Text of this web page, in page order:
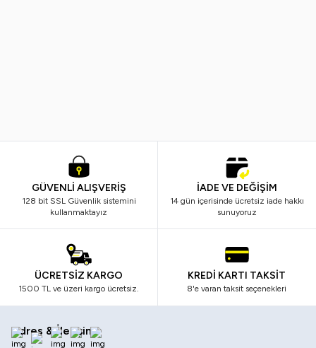
GÜVENLİ ALIŞVERİŞ
128 bit SSL Güvenlik sistemini
kullanmaktayız
İADE VE DEĞİŞİM
14 gün içerisinde ücretsiz iade hakkı
sunuyoruz
ÜCRETSİZ KARGO
1500 TL ve üzeri kargo ücretsiz.
KREDİ KARTI TAKSİT
8'e varan taksit seçenekleri
Adres & İletişim